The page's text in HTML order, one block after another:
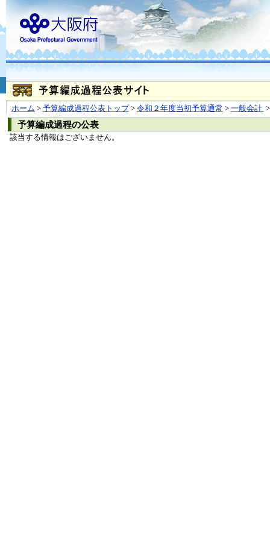
ホーム > 予算編成過程公表トップ> 令和２年度当初予算通常 > 一般会計 >
予算編成過程の公表
該当する情報はございません。
お問合せ
大阪府
（法人番号 4000020270008）
本庁 〒540-8570
大阪市
〒559-8555